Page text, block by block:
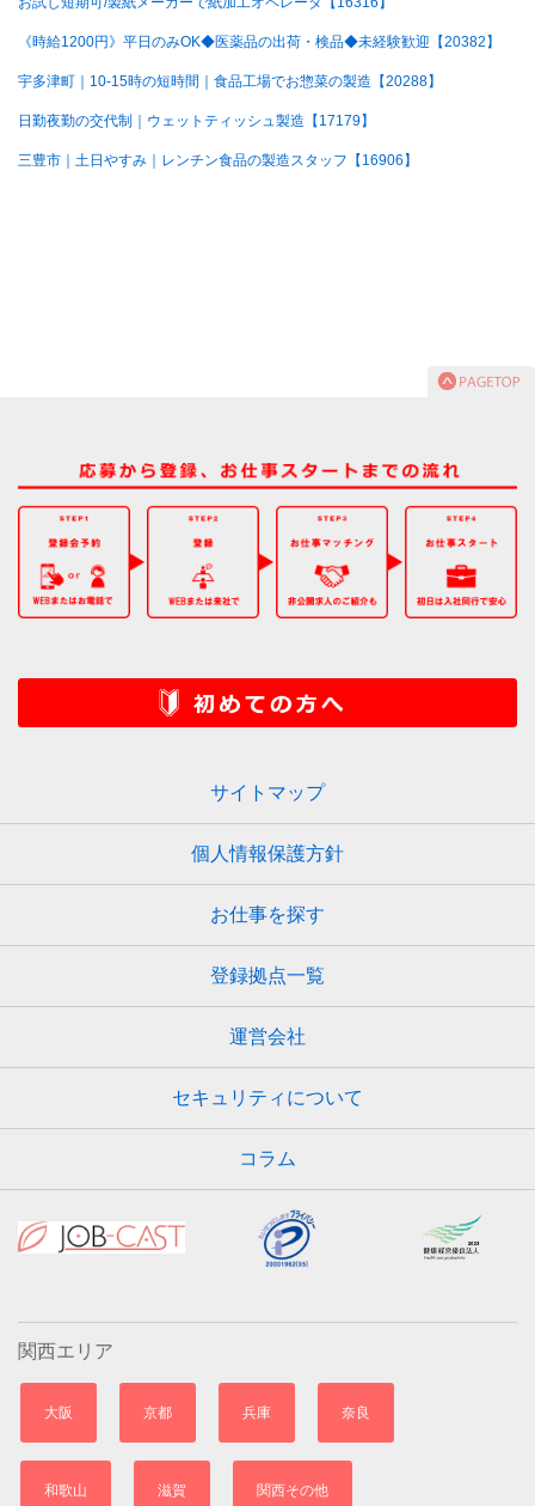
《時給1200円》平日のみOK◆医薬品の出荷・検品◆未経験歓迎【20382】
宇多津町｜10-15時の短時間｜食品工場でお惣菜の製造【20288】
日勤夜勤の交代制｜ウェットティッシュ製造【17179】
三豊市｜土日やすみ｜レンチン食品の製造スタッフ【16906】
サイトマップ
個人情報保護方針
お仕事を探す
登録拠点一覧
運営会社
セキュリティについて
コラム
関西エリア
大阪 京都 兵庫 奈良
和歌山 滋賀 関西その他